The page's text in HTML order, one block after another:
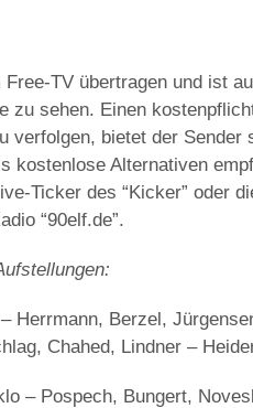
TV übertragen und ist
zu sehen. Einen
verfolgen, bietet der Sender
kostenlose Alternativen
Ticker des “Kicker” oder
“90elf.de”.
Herrmann, Berzel,
Chahed, Lindner –
– Pospech, Bungert,